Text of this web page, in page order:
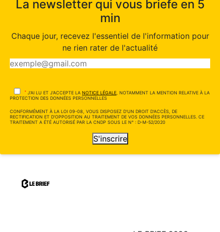
La newsletter qui vous briefe en 5
min
Chaque jour, recevez l'essentiel de l'information pour
ne rien rater de l'actualité
* J'AI LU ET J'ACCEPTE LA NOTICE LÉGALE , NOTAMMENT LA MENTION RELATIVE À LA
PROTECTION DES DONNÉES PERSONNELLES
CONFORMÉMENT À LA LOI 09-08, VOUS DISPOSEZ D'UN DROIT D'ACCÈS, DE
RECTIFICATION ET D'OPPOSITION AU TRAITEMENT DE VOS DONNÉES PERSONNELLES. CE
TRAITEMENT A ÉTÉ AUTORISÉ PAR LA CNDP SOUS LE N° : D-M-52/2020
S'inscrire